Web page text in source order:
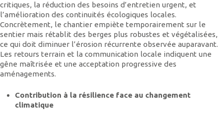
critiques, la réduction des besoins d’entretien urgent, et
l’amélioration des continuités écologiques locales.
Concrètement, le chantier empiète temporairement sur le
sentier mais rétablit des berges plus robustes et végétalisées,
ce qui doit diminuer l’érosion récurrente observée auparavant.
Les retours terrain et la communication locale indiquent une
gêne maîtrisée et une acceptation progressive des
aménagements.
Contribution à la résilience face au changement
climatique